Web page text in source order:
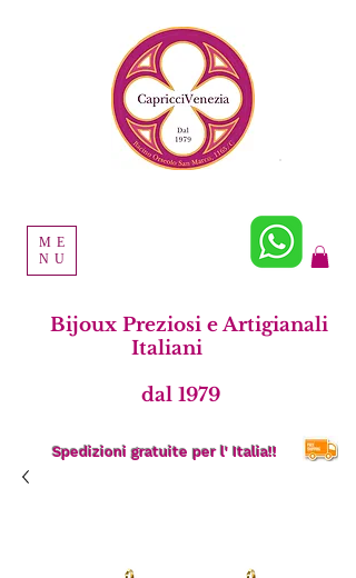
ME
NU
Bijoux Preziosi e Artigianali
Italiani
dal 1979
Spedizioni gratuite per l' Italia!!